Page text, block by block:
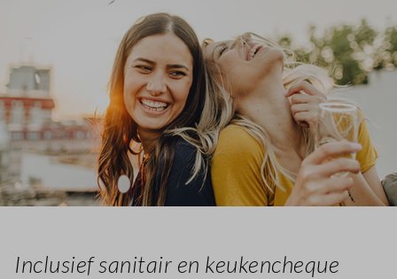
Inclusief sanitair en keukencheque